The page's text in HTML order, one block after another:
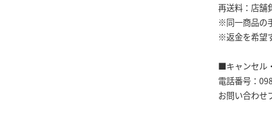
再送料：店舗
※同一商品の
※返金を希望
■キャンセル
電話番号：
お問い合わせ